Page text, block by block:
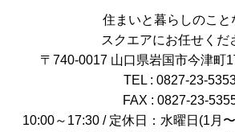
住まいと暮らしのこと
スクエアにお任せくだ
〒740-0017 山口県岩国市今津町
TEL : 0827-23-
FAX : 0827-23-
10:00～17:30 / 定休日：水曜日(1月